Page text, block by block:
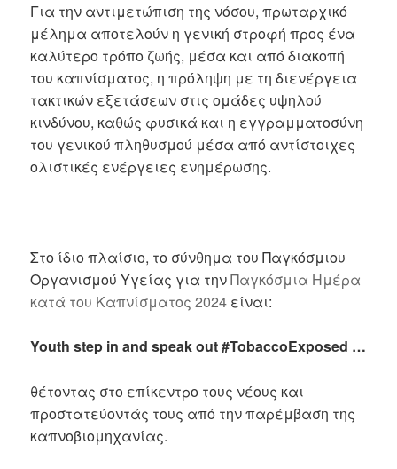
Για την αντιμετώπιση της νόσου, πρωταρχικό
μέλημα αποτελούν η γενική στροφή προς ένα
καλύτερο τρόπο ζωής, μέσα και από διακοπή
του καπνίσματος, η πρόληψη με τη διενέργεια
τακτικών εξετάσεων στις ομάδες υψηλού
κινδύνου, καθώς φυσικά και η εγγραμματοσύνη
του γενικού πληθυσμού μέσα από αντίστοιχες
ολιστικές ενέργειες ενημέρωσης.
Στο ίδιο πλαίσιο, το σύνθημα του Παγκόσμιου
Οργανισμού Υγείας για τηνΠαγκόσμια Ημέρα
κατά του Καπνίσματος 2024 είναι:
Youth step in and speak out #TobaccoExposed …
θέτοντας στο επίκεντρο τους νέους και
προστατεύοντάς τους από την παρέμβαση της
καπνοβιομηχανίας.